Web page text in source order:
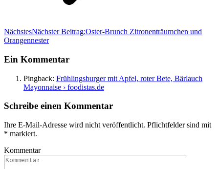
NächstesNächster Beitrag:Oster-Brunch Zitronenträumchen und
Orangennester
Ein Kommentar
Pingback: Frühlingsburger mit Apfel, roter Bete, Bärlauch
Mayonnaise › foodistas.de
Schreibe einen Kommentar
Ihre E-Mail-Adresse wird nicht veröffentlicht. Pflichtfelder sind mit
* markiert.
Kommentar